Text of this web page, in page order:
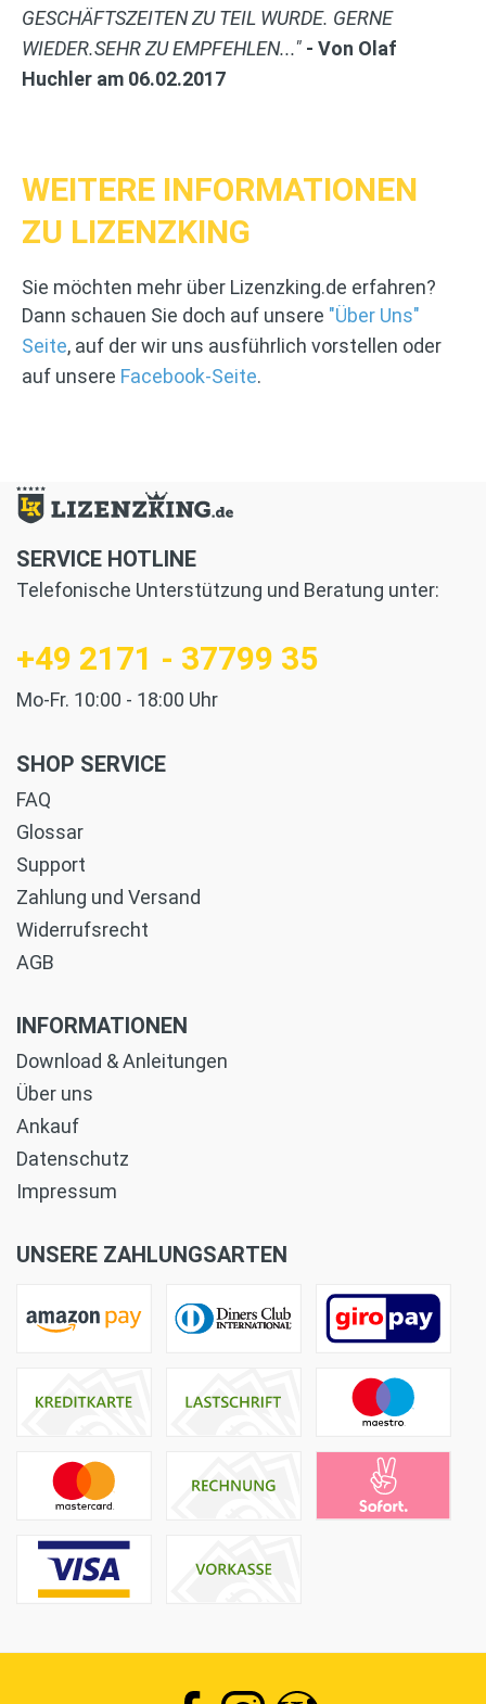
ESCHÄFTSZEITEN ZU TEIL WURDE. GERNE W
IEDER.SEHR ZU EMPFEHLEN..." - Von Olaf
Huchler am 06.02.2017
WEITERE INFORMATIONEN
ZU LIZENZKING
Sie möchten mehr über Lizenzking.de erfahren?
Dann schauen Sie doch auf unsere "Über Uns"
Seite, auf der wir uns ausführlich vorstellen oder
auf unsere Facebook-Seite.
SERVICE HOTLINE
Telefonische Unterstützung und Beratung unter:
+49 2171 - 37799 35
Mo-Fr. 10:00 - 18:00 Uhr
SHOP SERVICE
FAQ
Glossar
Support
Zahlung und Versand
Widerrufsrecht
AGB
INFORMATIONEN
Download & Anleitungen
Über uns
Ankauf
Datenschutz
Impressum
UNSERE ZAHLUNGSARTEN